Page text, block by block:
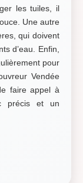
les tuiles, il
Une autre
qui doivent
d’eau. Enfin,
pour
Vendée
faire appel à
précis et un